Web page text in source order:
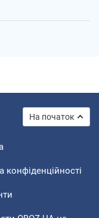
На початок
конфіденційності